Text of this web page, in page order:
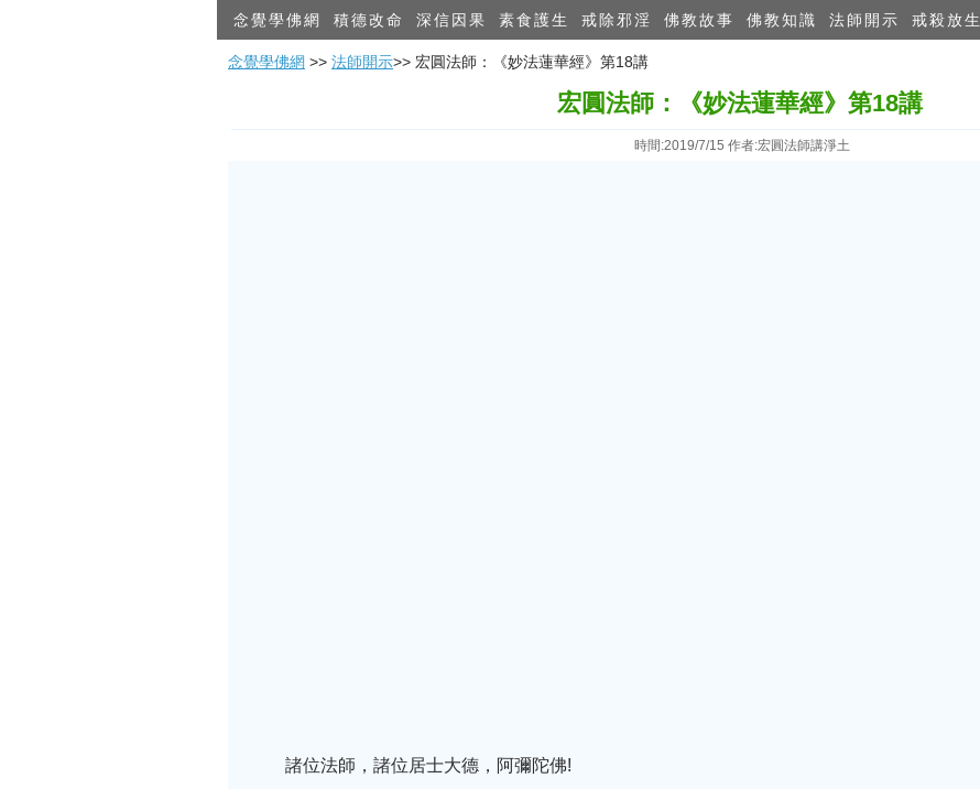
念覺學佛網 積德改命 深信因果 素食護生 戒除邪淫 佛教故事 佛教知識 法師開示 戒殺放生
念覺學佛網 >> 法師開示>> 宏圓法師：《妙法蓮華經》第18講
宏圓法師：《妙法蓮華經》第18講
時間:2019/7/15 作者:宏圓法師講淨土
諸位法師，諸位居士大德，阿彌陀佛!